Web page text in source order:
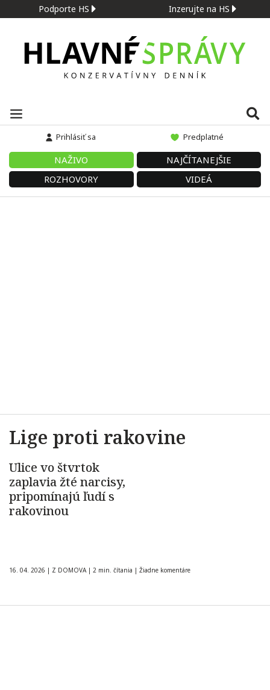
Podporte HS Inzerujte na HS
Prihlásiť sa Predplatné
NAŽIVO
NAJČÍTANEJŠIE
ROZHOVORY
VIDEÁ
Lige proti rakovine
Ulice vo štvrtok
zaplavia žté narcisy,
pripomínajú ľudí s
rakovinou
16. 04. 2026 | Z DOMOVA | 2 min. čítania | Žiadne komentáre